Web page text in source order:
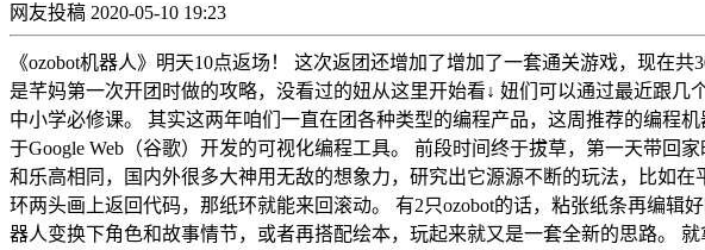
网友投稿 2020-05-10 19:23
《ozobot机器人》明天10点返场！ 这次返团还增加了增加了一套通关游戏，现在
是芊妈第一次开团时做的攻略，没看过的妞从这里开始看↓ 妞们可以通过最近跟
中小学必修课。 其实这两年咱们一直在团各种类型的编程产品，这周推荐的编程
于Google Web（谷歌）开发的可视化编程工具。 前段时间终于拔草，第一天带回
和乐高相同，国内外很多大神用无敌的想象力，研究出它源源不断的玩法，比如
环两头画上返回代码，那纸环就能来回滚动。 有2只ozobot的话，粘张纸条再编
器人变换下角色和故事情节，或者再搭配绘本，玩起来就又是一套全新的思路。